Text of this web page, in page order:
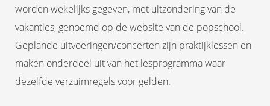
worden wekelijks gegeven, met uitzondering van de
vakanties, genoemd op de website van de popschool.
Geplande uitvoeringen/concerten zijn praktijklessen en
maken onderdeel uit van het lesprogramma waar
dezelfde verzuimregels voor gelden.